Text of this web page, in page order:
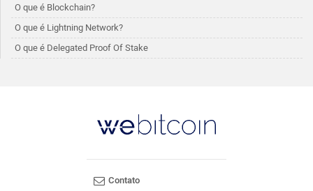
O que é Blockchain?
O que é Lightning Network?
O que é Delegated Proof Of Stake
Contato